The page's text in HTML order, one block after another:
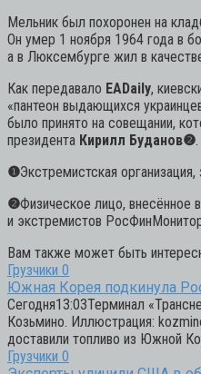
Мельник был похоронен на
Он умер 1 ноября 1964 года в
а в Люксембурге жил в
Как передавало EADaily,
«пантеон выдающихся
было принято на совещании,
президента Кирилл Буданов❷.
❶Экстремистская
❷Физическое лицо, внесённое
и экстремистов
Вам также может быть
Грузчики 0
Южная Корея подкинула
Сегодня13:03Терминал
Козьмино. Иллюстрация:
доставили топливо из Южной
Грузчики 0